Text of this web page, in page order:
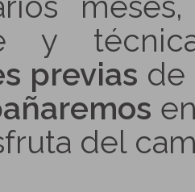
y
previas de
del